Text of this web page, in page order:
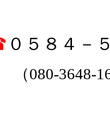
０５８４－
（080-